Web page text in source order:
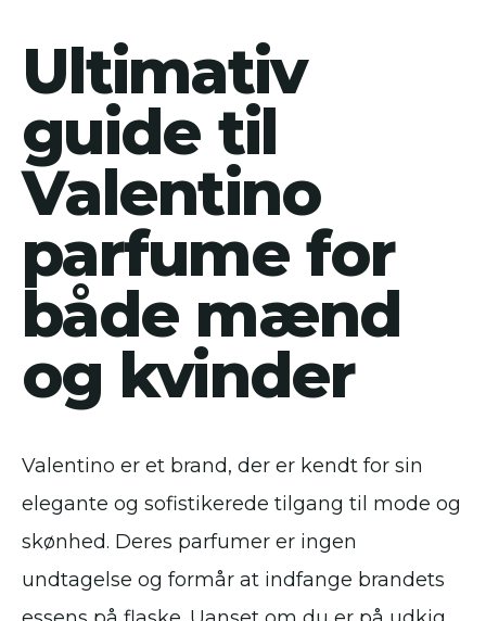
Ultimativ
guide til
Valentino
parfume for
både mænd
og kvinder
Valentino er et brand, der er kendt for sin
elegante og sofistikerede tilgang til mode og
skønhed. Deres parfumer er ingen
undtagelse og formår at indfange brandets